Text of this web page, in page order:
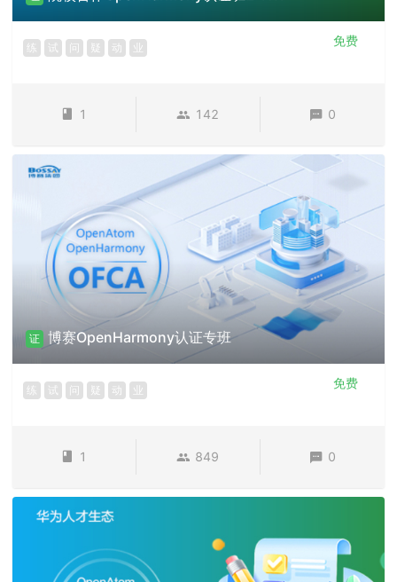
练 试 问 疑 动 业 免费
1 142 0
证 博赛OpenHarmony认证专班
练 试 问 疑 动 业 免费
1 849 0